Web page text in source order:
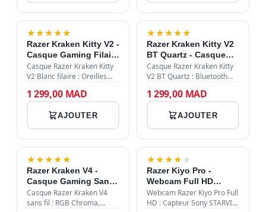
★★★★★
Razer Kraken Kitty V2 -
Casque Gaming Filaire
USB - Oreilles Chat
RGB - 7.1 Surround -
Casque Razer Kraken Kitty
V2 Blanc filaire : Oreilles
TriForce 40mm, 7.1
surround, micro HyperClear
cardioïde, USB, coussinets
hybri…
1 299,00 MAD
AJOUTER
★★★★★
Razer Kraken Kitty V2
BT Quartz - Casque
Gaming Sans Fil -
Oreilles Chat RGB -
Casque Razer Kraken Kitty
V2 BT Quartz : Bluetooth
chat RGB illuminées,
microphone intégré, 40h
autonomie, coussinets
tissu/simil…
1 299,00 MAD
AJOUTER
★★★★★
Razer Kraken V4 -
Casque Gaming Sans
Fil - RGB Chroma -
USB/Bluetooth - 70h -
Casque Razer Kraken V4
sans fil : RGB Chroma,
★★★★ ★
Razer Kiyo Pro -
Webcam Full HD
1080p - Capteur Sony
STARVIS HDR - USB
Webcam Razer Kiyo Pro Full
HD : Capteur Sony STARVIS